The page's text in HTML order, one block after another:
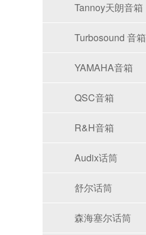
Tannoy天朗音箱
Turbosound 音箱
YAMAHA音箱
QSC音箱
R&H音箱
Audix话筒
舒尔话筒
森海塞尔话筒